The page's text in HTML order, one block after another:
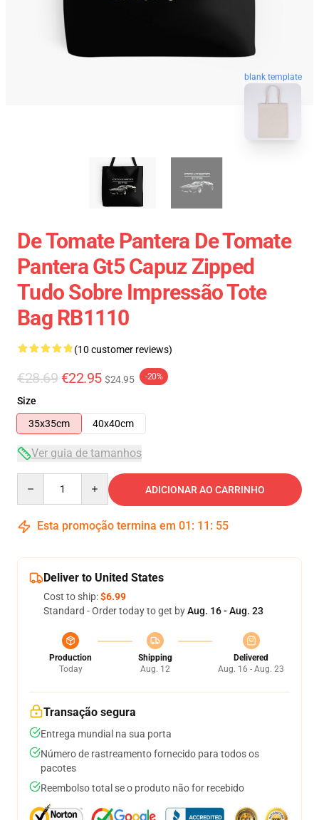
blank template
De Tomate Pantera De Tomate
Pantera Gt5 Capuz Zipped
Tudo Sobre Impressão Tote
Bag RB1110
(10 customer reviews)
€28.69 €22.95 $24.95 -20%
Size
35x35cm
40x40cm
Ver guia de tamanhos
ADICIONAR AO CARRINHO
Esta promoção termina em 01 : 11 : 54
Deliver to United States
Cost to ship:$6.99
Standard - Order today to get byAug. 16 - Aug. 23
Production
Today
Shipping
Aug. 12
Delivered
Aug. 16 - Aug. 23
Transação segura
Entrega mundial na sua porta
Número de rastreamento fornecido para todos os
pacotes
Reembolso total se o produto não for recebido